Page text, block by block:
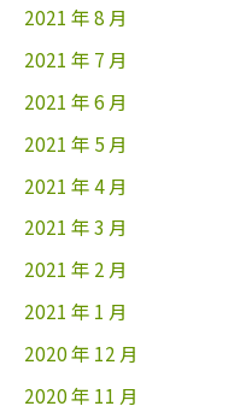
2021 年 8 月
2021 年 7 月
2021 年 6 月
2021 年 5 月
2021 年 4 月
2021 年 3 月
2021 年 2 月
2021 年 1 月
2020 年 12 月
2020 年 11 月